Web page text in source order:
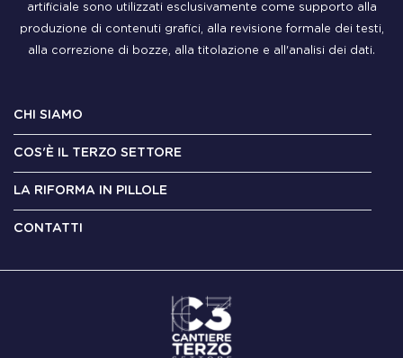
artificiale sono utilizzati esclusivamente come supporto alla
produzione di contenuti grafici, alla revisione formale dei testi,
alla correzione di bozze, alla titolazione e all'analisi dei dati.
CHI SIAMO
COS'È IL TERZO SETTORE
LA RIFORMA IN PILLOLE
CONTATTI